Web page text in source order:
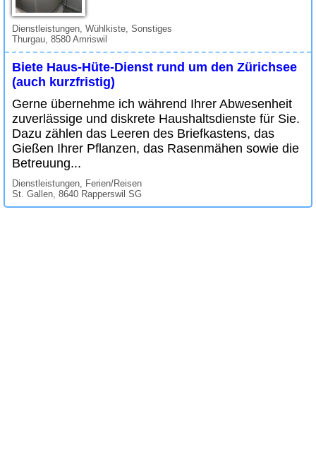
Dienstleistungen, Wühlkiste, Sonstiges
Thurgau, 8580 Amriswil
Biete Haus-Hüte-Dienst rund um den Zürichsee
(auch kurzfristig)
Gerne übernehme ich während Ihrer Abwesenheit
zuverlässige und diskrete Haushaltsdienste für Sie.
Dazu zählen das Leeren des Briefkastens, das
Gießen Ihrer Pflanzen, das Rasenmähen sowie die
Betreuung...
Dienstleistungen, Ferien/Reisen
St. Gallen, 8640 Rapperswil SG